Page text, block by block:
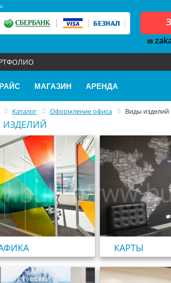
МАГАЗИН АРЕНДА
Каталог Оформление офиса Виды изделий
КАРТЫ